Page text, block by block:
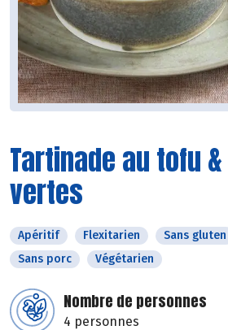
Tartinade au tofu
vertes
Apéritif Flexitarien Sans gluten
Sans porc
Végétarien
Nombre de personnes
4 personnes